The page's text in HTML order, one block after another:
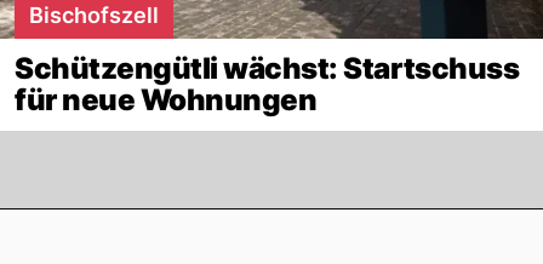
Bischofszell
Schützengütli wächst: Startschuss
für neue Wohnungen